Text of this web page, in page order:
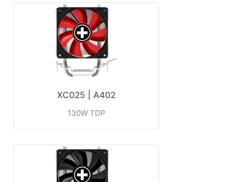
XC025 | A402
130W TDP